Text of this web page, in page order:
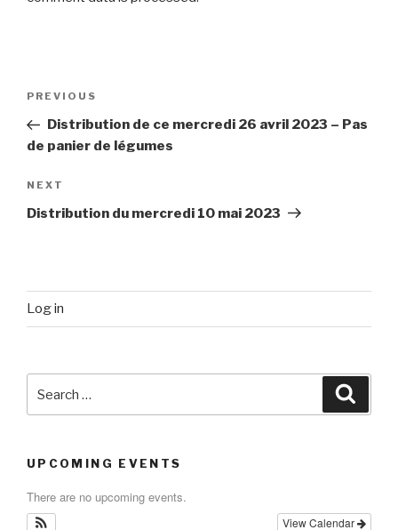
Previous
Post
PREVIOUS
Distribution de ce mercredi 26 avril 2023 – Pas
de panier de légumes
Next
Post
NEXT
Distribution du mercredi 10 mai 2023
Log in
for:
UPCOMING EVENTS
There are no upcoming events.
View Calendar